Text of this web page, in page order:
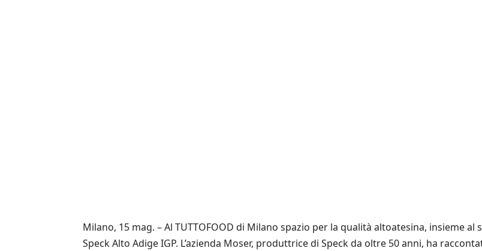
Milano, 15 mag. – Al TUTTOFOOD di Milano spazio per la qualità altoatesina, insieme
Speck Alto Adige IGP. L’azienda Moser, produttrice di Speck da oltre 50 anni, ha